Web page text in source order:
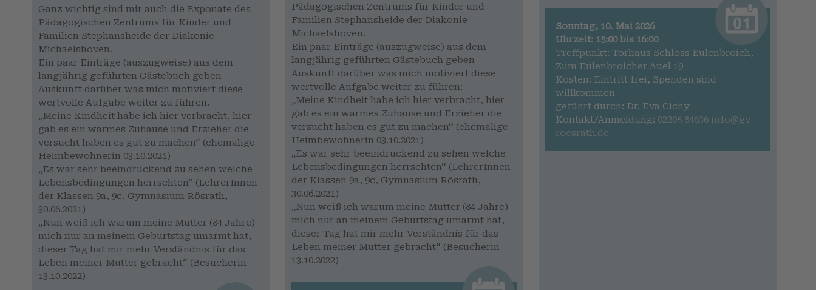
Ganz wichtig sind mir auch die Exponate des
Pädagogischen Zentrums für Kinder und
Familien Stephansheide der Diakonie
Michaelshoven.
Ein paar Einträge (auszugweise) aus dem
langjährig geführten Gästebuch geben
Auskunft darüber was mich motiviert diese
wertvolle Aufgabe weiter zu führen.
„Meine Kindheit habe ich hier verbracht, hier
gab es ein warmes Zuhause und Erzieher die
versucht haben es gut zu machen“ (ehemalige
Heimbewohnerin 03.10.2021)
„Es war sehr beeindruckend zu sehen welche
Lebensbedingungen herrschten“ (LehrerInnen
der Klassen 9a, 9c, Gymnasium Rösrath,
30.06.2021)
„Nun weiß ich warum meine Mutter (84 Jahre)
mich nur an meinem Geburtstag umarmt hat,
dieser Tag hat mir mehr Verständnis für das
Leben meiner Mutter gebracht“ (Besucherin
13.10.2022)
Pädagogischen Zentrums für Kinder und
Familien Stephansheide der Diakonie
Michaelshoven.
Ein paar Einträge (auszugweise) aus dem
langjährig geführten Gästebuch geben
Auskunft darüber was mich motiviert diese
wertvolle Aufgabe weiter zu führen:
„Meine Kindheit habe ich hier verbracht, hier
gab es ein warmes Zuhause und Erzieher die
versucht haben es gut zu machen“ (ehemalige
Heimbewohnerin 03.10.2021)
„Es war sehr beeindruckend zu sehen welche
Lebensbedingungen herrschten“ (LehrerInnen
der Klassen 9a, 9c, Gymnasium Rösrath,
30.06.2021)
„Nun weiß ich warum meine Mutter (84 Jahre)
mich nur an meinem Geburtstag umarmt hat,
dieser Tag hat mir mehr Verständnis für das
Leben meiner Mutter gebracht“ (Besucherin
13.10.2022)
Sonntag, 10. Mai 2026
Uhrzeit: 15:00 bis 16:00
Treffpunkt: Torhaus Schloss Eulenbroich,
Zum Eulenbroicher Auel 19
Kosten: Eintritt frei, Spenden sind
willkommen
geführt durch: Dr. Eva Cichy
Kontakt/Anmeldung: 02205 84636 info@gv-
roesrath.de